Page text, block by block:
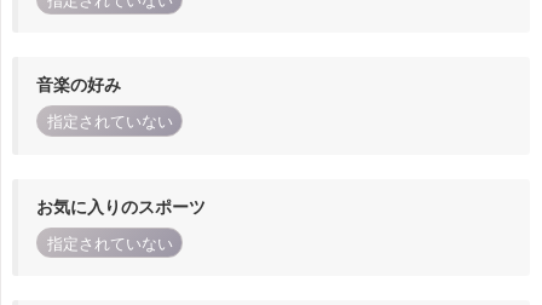
音楽の好み
指定されていない
お気に入りのスポーツ
指定されていない